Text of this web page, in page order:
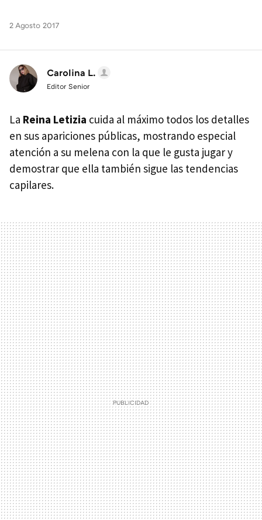
2 Agosto 2017
Carolina L.
Editor Senior
La Reina Letizia cuida al máximo todos los detalles
en sus apariciones públicas, mostrando especial
atención a su melena con la que le gusta jugar y
demostrar que ella también sigue las tendencias
capilares.